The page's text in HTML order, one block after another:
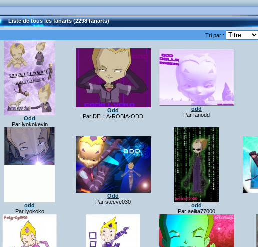
Liste de tous les fanarts (2298 fanarts)
Tri par :
Odd
Par lyokokevin
Odd
Par DELLA-ROBIA-ODD
odd
Par fanodd
odd
Par lyokoko
Odd
Par steeve030
odd
Par aelita77000